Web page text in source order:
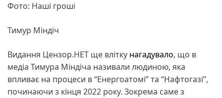
Фото: Наші гроші
Тимур Міндіч
Видання Цензор.НЕТ ще влітку нагадувало, що в
медіа Тимура Міндіча називали людиною, яка
впливає на процеси в “Енергоатомі” та “Нафтогазі”,
починаючи з кінця 2022 року. Зокрема саме з